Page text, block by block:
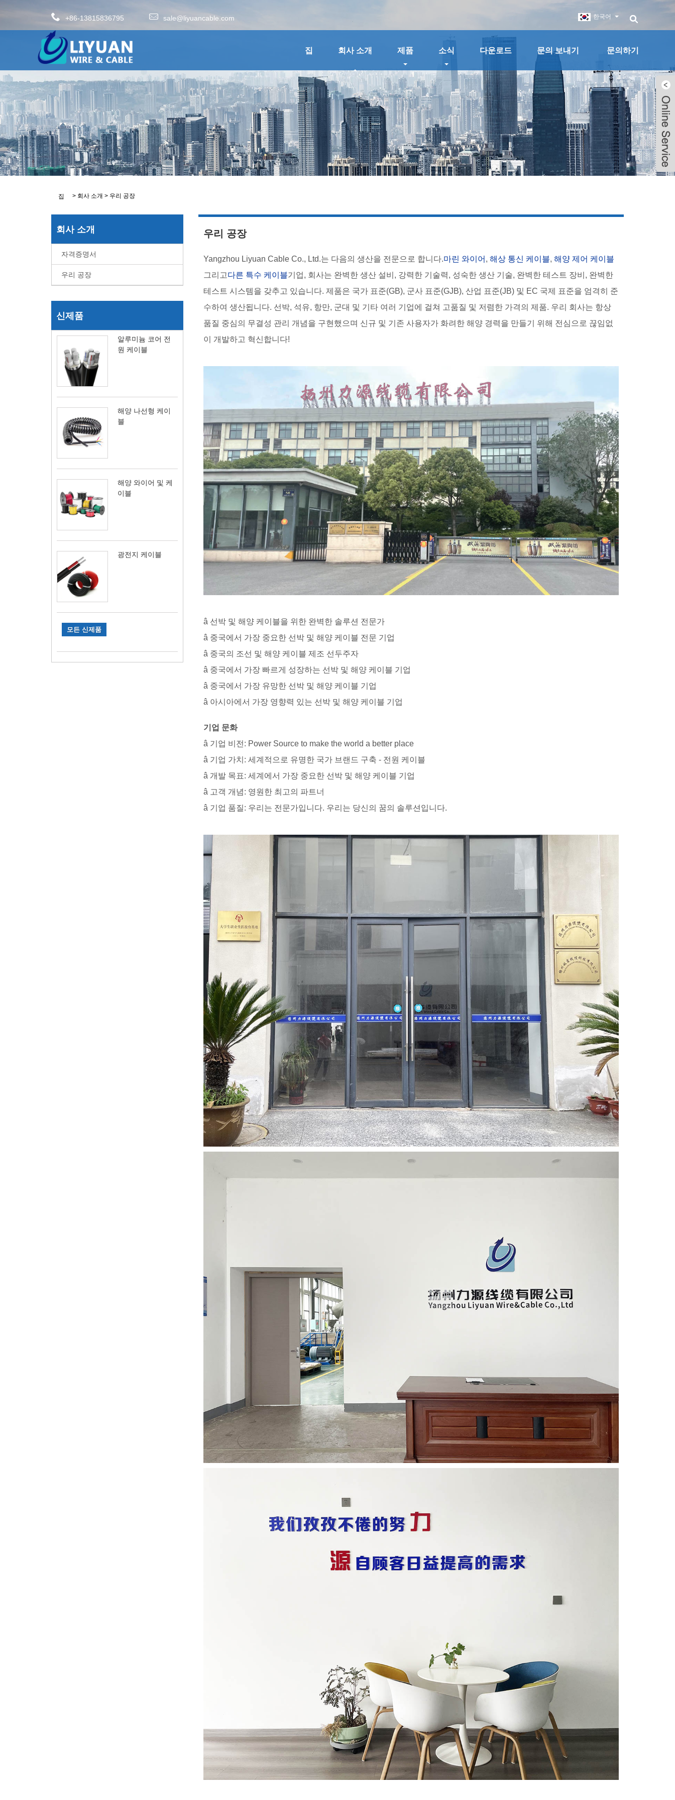
한국어
+86-13815836795 sale@liyuancable.com
집 회사 소개 제품 소식 다운로드 문의 보내기 문의하기
집 > 회사 소개 > 우리 공장
회사 소개
자격증명서
우리 공장
신제품
알루미늄 코어 전
원 케이블
해양 나선형 케이
블
해양 와이어 및 케
이블
광전지 케이블
모든 신제품
우리 공장
Yangzhou Liyuan Cable Co., Ltd.는 다음의 생산을 전문으로 합니다.마린 와이어 , 해상 통신 케이블, 해양 제어 케이블
그리고다른 특수 케이블기업, 회사는 완벽한 생산 설비, 강력한 기술력, 성숙한 생산 기술, 완벽한 테스트 장비, 완벽한
테스트 시스템을 갖추고 있습니다. 제품은 국가 표준(GB), 군사 표준(GJB), 산업 표준(JB) 및 EC 국제 표준을 엄격히 준
수하여 생산됩니다. 선박, 석유, 항만, 군대 및 기타 여러 기업에 걸쳐 고품질 및 저렴한 가격의 제품. 우리 회사는 항상
품질 중심의 무결성 관리 개념을 구현했으며 신규 및 기존 사용자가 화려한 해양 경력을 만들기 위해 전심으로 끊임없
이 개발하고 혁신합니다!
â 선박 및 해양 케이블을 위한 완벽한 솔루션 전문가
â 중국에서 가장 중요한 선박 및 해양 케이블 전문 기업
â 중국의 조선 및 해양 케이블 제조 선두주자
â 중국에서 가장 빠르게 성장하는 선박 및 해양 케이블 기업
â 중국에서 가장 유망한 선박 및 해양 케이블 기업
â 아시아에서 가장 영향력 있는 선박 및 해양 케이블 기업
기업 문화
â 기업 비전: Power Source to make the world a better place
â 기업 가치: 세계적으로 유명한 국가 브랜드 구축 - 전원 케이블
â 개발 목표: 세계에서 가장 중요한 선박 및 해양 케이블 기업
â 고객 개념: 영원한 최고의 파트너
â 기업 품질: 우리는 전문가입니다. 우리는 당신의 꿈의 솔루션입니다.